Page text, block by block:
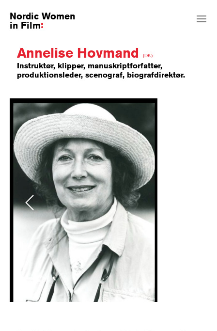
Nordic Women
in Film
Annelise Hovmand (DK)
Instruktør, klipper, manuskriptforfatter,
produktionsleder, scenograf, biografdirektør.
Previous